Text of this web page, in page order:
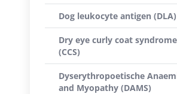
Dog leukocyte antigen (DLA)
Dry eye curly coat syndrome
(CCS)
Dyserythropoetische
and Myopathy (DAMS)